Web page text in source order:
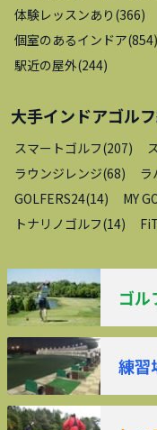
体験レッスンあり (366)
個室のあるインドア(854)
駅近の屋外(244)
大手インドアゴル
スマートゴルフ(207)
ラウンジレンジ(68) ラ
GOLFERS24(14) MY
トナリノゴルフ(14)
ゴル
練習